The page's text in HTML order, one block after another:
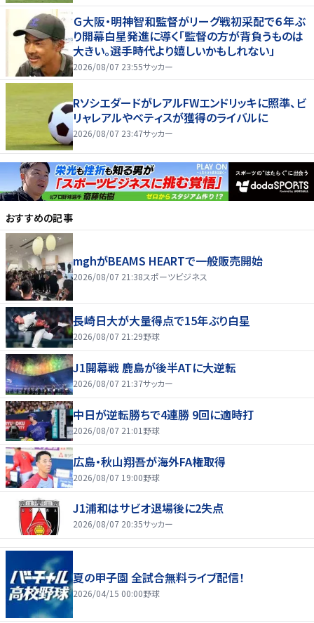
Ｇ大阪・明神智和監督がリーグ戦初采配で６年ぶ
り開幕白星発進に導く「監督の方が背負うものは
大きい。選手時代より嬉しいかもしれない」
2026/08/07 23:55サッカー
RソシエダードがレアルFWエンドリッキに照準、ビ
リャレアルやベティスが獲得のライバルに
2026/08/07 23:47サッカー
おすすめの記事
mghがBEAMS HEARTで一般販売開始
2026/08/07 21:38スポーツビジネス
長崎日大が大量得点で15年ぶり白星
2026/08/07 21:29野球
J1開幕戦 鹿島が後半ATに大逆転
2026/08/07 21:37サッカー
中日が逆転勝ちで4連勝 9回に適時打
2026/08/07 21:01 野球
広島・秋山翔吾が海外FA権取得
2026/08/07 19:00野球
J1浦和はサビオ退場後に2失点
2026/08/07 20:35サッカー
夏の甲子園 全試合無料ライブ配信！
2026/04/15 00:00野球